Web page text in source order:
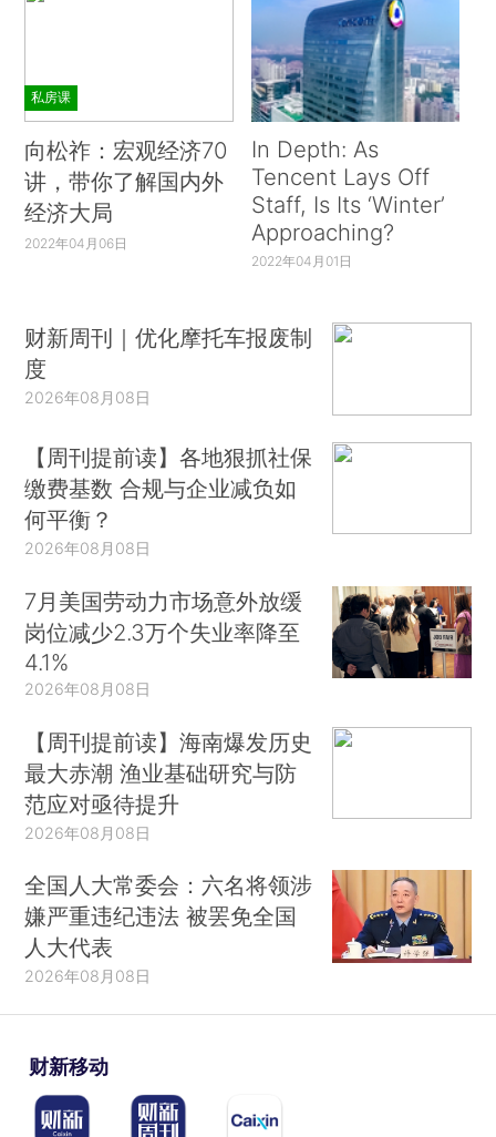
私房课
向松祚：宏观经济70
讲，带你了解国内外
经济大局
2022年04月06日
In Depth: As
Tencent Lays Off
Staff, Is Its ‘Winter’
Approaching?
2022年04月01日
财新周刊｜优化摩托车报废制
度
2026年08月08日
【周刊提前读】各地狠抓社保
缴费基数 合规与企业减负如
何平衡？
2026年08月08日
7月美国劳动力市场意外放缓
岗位减少2.3万个失业率降至
4.1%
2026年08月08日
【周刊提前读】海南爆发历史
最大赤潮 渔业基础研究与防
范应对亟待提升
2026年08月08日
全国人大常委会：六名将领涉
嫌严重违纪违法 被罢免全国
人大代表
2026年08月08日
财新移动